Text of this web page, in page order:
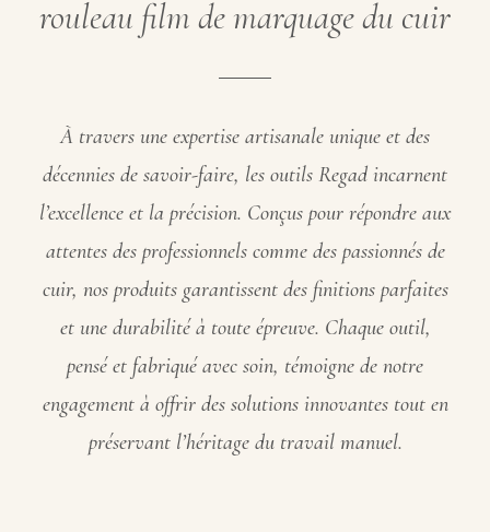
rouleau film de marquage du cuir
À travers une expertise artisanale unique et des
décennies de savoir-faire, les outils Regad incarnent
l’excellence et la précision. Conçus pour répondre aux
attentes des professionnels comme des passionnés de
cuir, nos produits garantissent des finitions parfaites
et une durabilité à toute épreuve. Chaque outil,
pensé et fabriqué avec soin, témoigne de notre
engagement à offrir des solutions innovantes tout en
préservant l’héritage du travail manuel.